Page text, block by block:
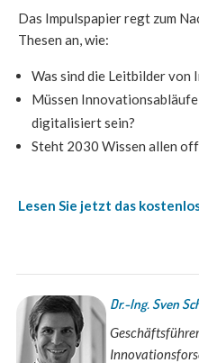
Das Impulspapier regt zum
Thesen an, wie:
Was sind die Leitbilder von
Müssen
digitalisiert sein?
Steht 2030 Wissen allen
Lesen Sie jetzt das
Dr.-Ing. Sven